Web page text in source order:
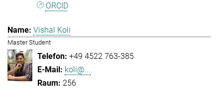
ORCID
Vishal Koli
Master Student
+49 4522 763-385
koli@...
256